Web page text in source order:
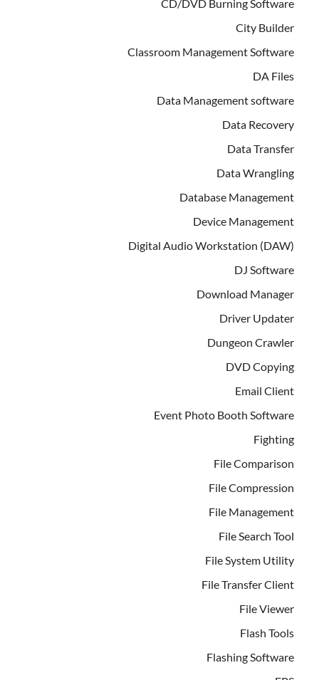
CD/DVD Burning Software
City Builder
Classroom Management Software
DA Files
Data Management software
Data Recovery
Data Transfer
Data Wrangling
Database Management
Device Management
Digital Audio Workstation (DAW)
DJ Software
Download Manager
Driver Updater
Dungeon Crawler
DVD Copying
Email Client
Event Photo Booth Software
Fighting
File Comparison
File Compression
File Management
File Search Tool
File System Utility
File Transfer Client
File Viewer
Flash Tools
Flashing Software